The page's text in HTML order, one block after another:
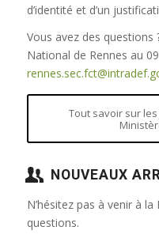
d’identité et d’un
Vous avez des questions
National de Rennes au
Tout savoir sur les
NOUVEAUX
N’hésitez pas à venir à
questions.